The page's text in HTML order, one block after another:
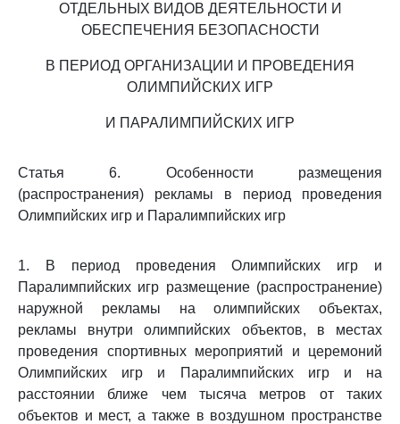
ОТДЕЛЬНЫХ ВИДОВ ДЕЯТЕЛЬНОСТИ И
ОБЕСПЕЧЕНИЯ БЕЗОПАСНОСТИ
В ПЕРИОД ОРГАНИЗАЦИИ И ПРОВЕДЕНИЯ
ОЛИМПИЙСКИХ ИГР
И ПАРАЛИМПИЙСКИХ ИГР
Статья 6. Особенности размещения
(распространения) рекламы в период проведения
Олимпийских игр и Паралимпийских игр
1. В период проведения Олимпийских игр и
Паралимпийских игр размещение (распространение)
наружной рекламы на олимпийских объектах,
рекламы внутри олимпийских объектов, в местах
проведения спортивных мероприятий и церемоний
Олимпийских игр и Паралимпийских игр и на
расстоянии ближе чем тысяча метров от таких
объектов и мест, а также в воздушном пространстве